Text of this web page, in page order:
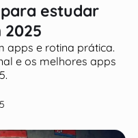
estudar
apps e rotina prática.
e os melhores apps